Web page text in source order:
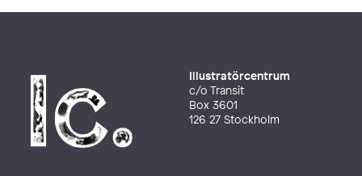
Illustratörcentrum
c/o Transit
Box 3601
126 27 Stockholm